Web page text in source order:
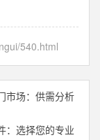
540.html
市场：供需分析
：选择您的专业